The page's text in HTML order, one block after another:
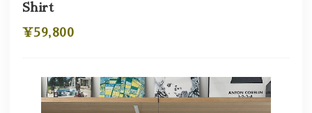
Shirt
¥59,800